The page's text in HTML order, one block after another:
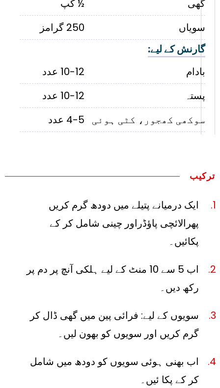
گھی
½ کپ
سویاں
250 گرامز
گارنش کے لیے:
بادام
10-12 عدد
پستہ
10-12 عدد
سوکھی کھجور، کٹی ہوئی
4-5 عدد
ترکیب
ایک درمیانے پتیلے میں دودھ گرم کریں
پھرالائچی پاؤڈراور چینی شامل کر کے
پکائیں۔
اب 5 سے 10 منٹ کے لیے ہلکی آنچ پر دم پر
رکھ دیں۔
سویوں کے لیے: فرائی پین میں گھی ڈال کر
گرم کریں اور سویوں کو بھون لیں۔
اب بھنی ہوئی سویوں کو دودھ میں شامل
کر کے پکا ئیں۔